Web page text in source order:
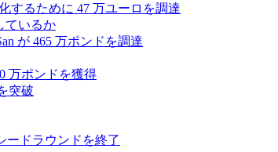
するために 47 万ユーロを調達
ているか
が 465 万ポンドを調達
万ポンドを獲得
突破
ードラウンドを終了